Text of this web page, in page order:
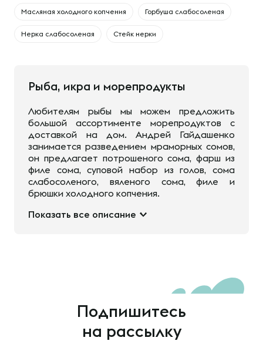
Масляная холодного копчения Горбуша слабосоленая
Нерка слабосоленая Стейк нерки
Рыба, икра и морепродукты
Любителям рыбы мы можем предложить
большой ассортименте морепродуктов с
доставкой на дом. Андрей Гайдашенко
занимается разведением мраморных сомов,
он предлагает потрошеного сома, фарш из
филе сома, суповой набор из голов, сома
слабосоленого, вяленого сома, филе и
брюшки холодного копчения.
Показать все описание
Подпишитесь
на рассылку